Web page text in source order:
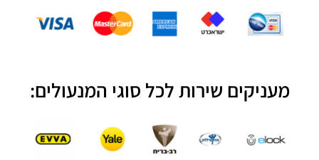
מעניקים שירות לכל סוגי המנעולים: